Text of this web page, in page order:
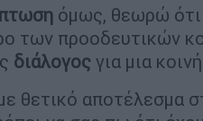
όμως, θεωρώ ότι
των προοδευτικών
διάλογος για μια
θετικό αποτέλεσμα